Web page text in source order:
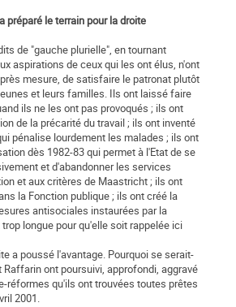
préparé le terrain pour la droite
de "gauche plurielle", en tournant
aspirations de ceux qui les ont élus, n'ont
mesure, de satisfaire le patronat plutôt
et leurs familles. Ils ont laissé faire
ils ne les ont pas provoqués ; ils ont
de la précarité du travail ; ils ont inventé
pénalise lourdement les malades ; ils ont
dès 1982-83 qui permet à l'Etat de se
et d'abandonner les services
et aux critères de Maastricht ; ils ont
la Fonction publique ; ils ont créé la
antisociales instaurées par la
longue pour qu'elle soit rappelée ici
a poussé l'avantage. Pourquoi se serait-
Raffarin ont poursuivi, approfondi, aggravé
réformes qu'ils ont trouvées toutes prêtes
2001.